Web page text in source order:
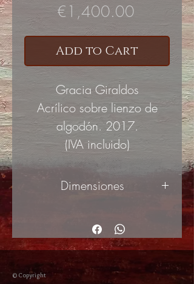
€1,400.00Price
Add to Cart
Gracia Giraldos
Acrílico sobre lienzo de
algodón. 2017.
(IVA incluido)
Dimensiones
© Copyright